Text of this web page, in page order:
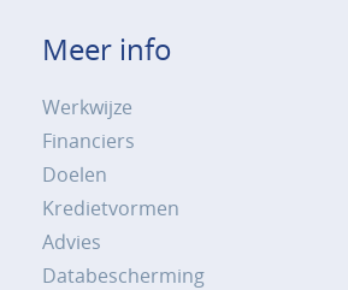
Meer info
Werkwijze
Financiers
Doelen
Kredietvormen
Advies
Databescherming